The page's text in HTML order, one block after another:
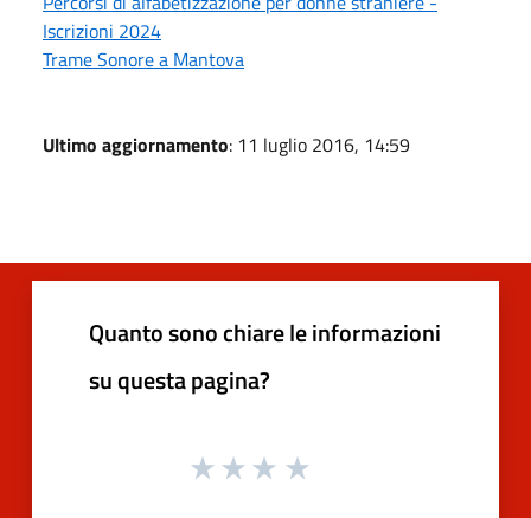
Iscrizioni 2024
Trame Sonore a Mantova
Ultimo aggiornamento: 11 luglio 2016, 14:59
Quanto sono chiare le informazioni
su questa pagina?